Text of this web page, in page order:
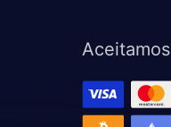
Aceitamos